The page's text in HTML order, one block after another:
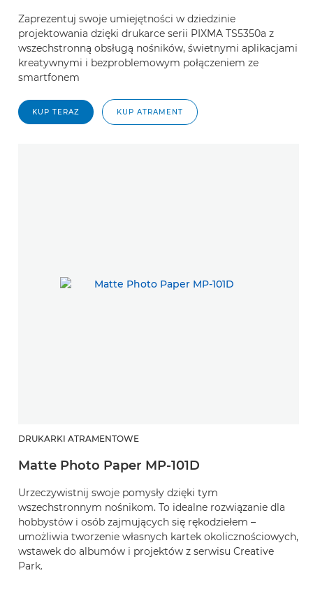
Zaprezentuj swoje umiejętności w dziedzinie
projektowania dzięki drukarce serii PIXMA TS5350a z
wszechstronną obsługą nośników, świetnymi aplikacjami
kreatywnymi i bezproblemowym połączeniem ze
smartfonem
KUP TERAZ KUP ATRAMENT
DRUKARKI ATRAMENTOWE
Matte Photo Paper MP-101D
Urzeczywistnij swoje pomysły dzięki tym
wszechstronnym nośnikom. To idealne rozwiązanie dla
hobbystów i osób zajmujących się rękodziełem –
umożliwia tworzenie własnych kartek okolicznościowych,
wstawek do albumów i projektów z serwisu Creative
Park.